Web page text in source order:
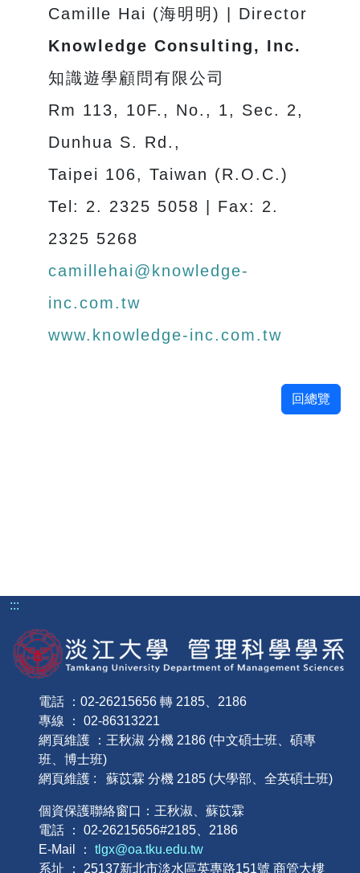
Camille Hai (海明明) | Director
Knowledge Consulting, Inc.
知識遊學顧問有限公司
Rm 113, 10F., No., 1, Sec. 2,
Dunhua S. Rd.,
Taipei 106, Taiwan (R.O.C.)
Tel: 2. 2325 5058 | Fax: 2.
2325 5268
camillehai@knowledge-
inc.com.tw
www.knowledge-inc.com.tw
回總覽
:::
電話 ：02-26215656 轉 2185、2186
專線 ： 02-86313221
網頁維護 ：王秋淑 分機 2186 (中文碩士班、碩專
班、博士班)
網頁維護 : 蘇苡霖 分機 2185 (大學部、全英碩士班)
個資保護聯絡窗口：王秋淑、蘇苡霖
電話 ： 02-26215656#2185、2186
E-Mail ： tlgx@oa.tku.edu.tw
系址 ： 25137新北市淡水區英專路151號 商管大樓